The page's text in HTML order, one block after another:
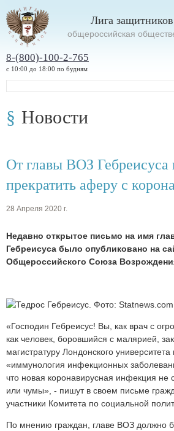
Лига
oбщероссийская
8-(800)-100-2-765
с 10:00 до 18:00 по будням
Новости
От главы ВОЗ Гебреисуса
прекратить аферу с
28 Апреля 2020 г.
Недавно открытое письмо на имя
Гебреисуса было опубликовано на
Общероссийского Союза
«Господин Гебреисус! Вы, как врач с
как человек, боровшийся с малярией,
магистратуру Лондонского
«иммунология инфекционных
что новая коронавирусная инфекция
или чумы», - пишут в своем письме
участники Комитета по социальной
По мнению граждан, главе ВОЗ должно